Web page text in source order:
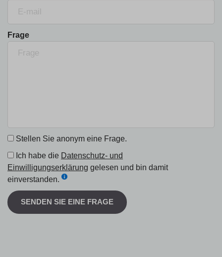
Frage
Stellen Sie anonym eine Frage.
Ich habe die Datenschutz- und
Einwilligungserklärung gelesen und bin damit
einverstanden.
SENDEN SIE EINE FRAGE